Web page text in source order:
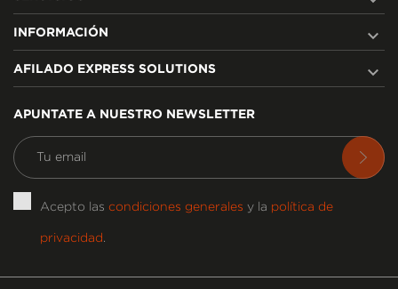
INFORMACIÓN 
AFILADO EXPRESS SOLUTIONS 
APUNTATE A NUESTRO NEWSLETTER
Acepto las condiciones generales y la política de
privacidad